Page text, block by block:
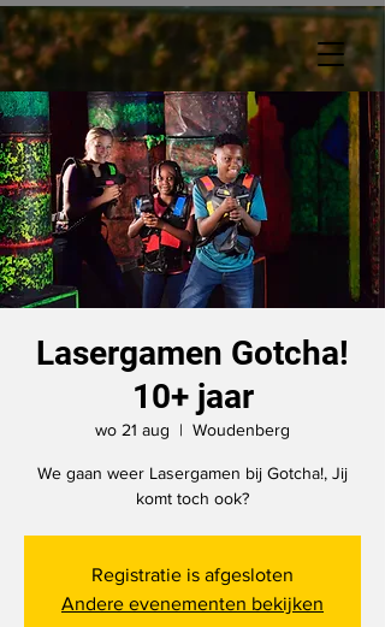
Lasergamen Gotcha!
10+ jaar
wo 21 aug
  |
Woudenberg
We gaan weer Lasergamen bij Gotcha!, Jij
komt toch ook?
Registratie is afgesloten
Andere evenementen bekijken